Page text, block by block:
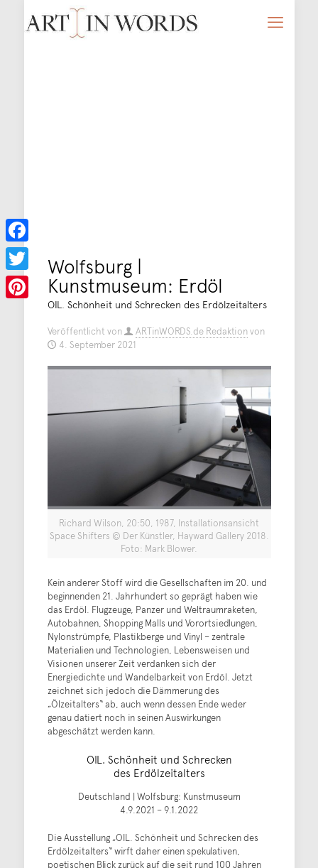
Wolfsburg |
Kunstmuseum: Erdöl
OIL. Schönheit und Schrecken des Erdölzeitalters
Veröffentlicht von ARTinWORDS.de Redaktionvon
4. September 2021
Richard Wilson, 20:50, 1987, Installationsansicht
Space Shifters © Der Künstler, Hayward Gallery 2018.
Foto: Mark Blower.
Kein anderer Stoff wird die Gesellschaften im 20. und
beginnenden 21. Jahrhundert so geprägt haben wie
das Erdöl. Flugzeuge, Panzer und Weltraumraketen,
Autobahnen, Shopping Malls und Vorortsiedlungen,
Nylonstrümpfe, Plastikberge und Vinyl – zentrale
Materialien und Technologien, Lebensweisen und
Visionen unserer Zeit verdanken sich der
Energiedichte und Wandelbarkeit von Erdöl. Jetzt
zeichnet sich jedoch die Dämmerung des
„Ölzeitalters“ ab, auch wenn dessen Ende weder
genau datiert noch in seinen Auswirkungen
abgeschätzt werden kann.
OIL. Schönheit und Schrecken
des Erdölzeitalters
Deutschland | Wolfsburg: Kunstmuseum
4.9.2021 – 9.1.2022
Die Ausstellung „OIL. Schönheit und Schrecken des
Erdölzeitalters“ wirft daher einen spekulativen,
poetischen Blick zurück auf die seit rund 100 Jahren
Facebook
Twitter